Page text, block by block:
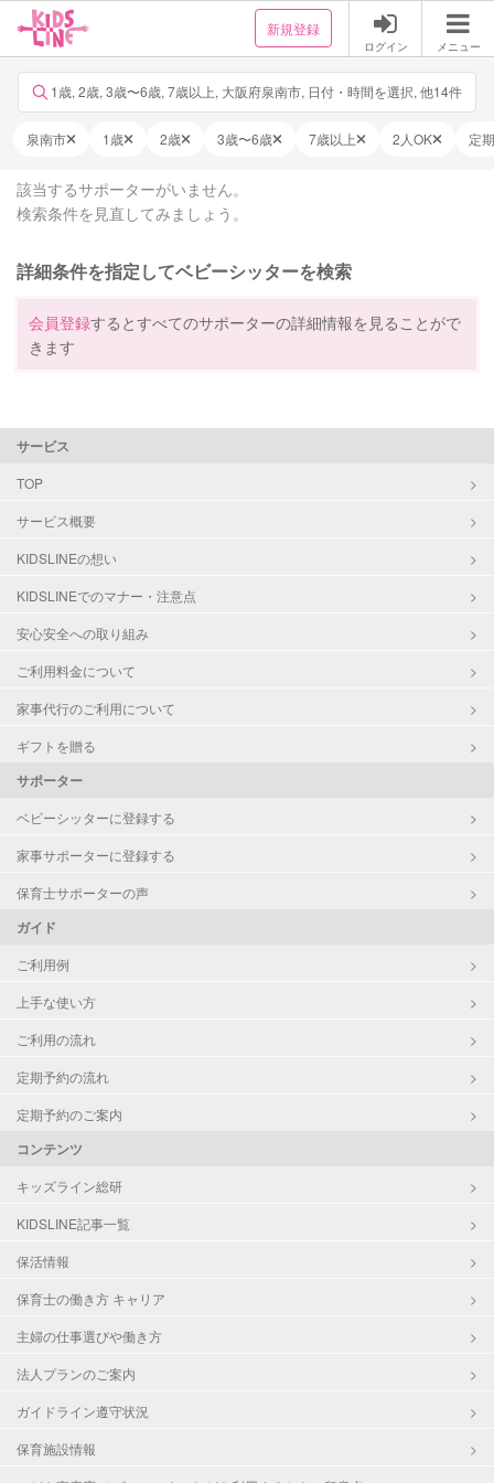
新規登録
ログイン メニュー
1歳, 2歳, 3歳〜6歳, 7歳以上, 大阪府泉南市, 日付・時間を選択, 他14件
泉南市 1歳 2歳 3歳〜6歳 7歳以上 2人OK 定
該当するサポーターがいません。
検索条件を見直してみましょう。
詳細条件を指定してベビーシッターを検索
会員登録するとすべてのサポーターの詳細情報を見ることがで
きます
サービス
TOP
サービス概要
KIDSLINEの想い
KIDSLINEでのマナー・注意点
安心安全への取り組み
ご利用料金について
家事代行のご利用について
ギフトを贈る
サポーター
ベビーシッターに登録する
家事サポーターに登録する
保育士サポーターの声
ガイド
ご利用例
上手な使い方
ご利用の流れ
定期予約の流れ
定期予約のご案内
コンテンツ
キッズライン総研
KIDSLINE記事一覧
保活情報
保育士の働き方 キャリア
主婦の仕事選びや働き方
法人プランのご案内
ガイドライン遵守状況
保育施設情報